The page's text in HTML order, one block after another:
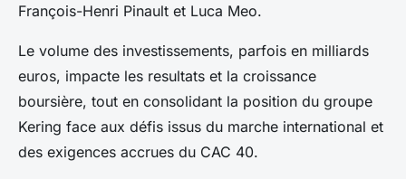
François-Henri Pinault et Luca Meo.
Le volume des investissements, parfois en milliards
euros, impacte les resultats et la croissance
boursière, tout en consolidant la position du groupe
Kering face aux défis issus du marche international et
des exigences accrues du CAC 40.